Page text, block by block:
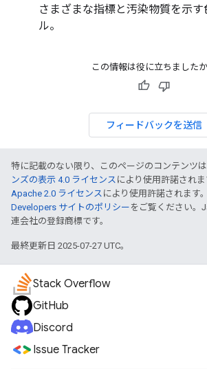
さまざまな指標と汚染物質を示す
ル。
この情報は役に立ちました
フィードバックを送信
特に記載のない限り、このページのコンテンツは
ンズの表示 4.0 ライセンス により使用許諾され
Apache 2.0 ライセンス により使用許諾されます
Developers サイトのポリシー をご覧ください。
連会社の登録商標です。
最終更新日 2025-07-27 UTC。
Stack Overflow
GitHub
Discord
Issue Tracker